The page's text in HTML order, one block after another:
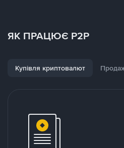
ЯК ПРАЦЮЄ P2P
Купівля криптовалют